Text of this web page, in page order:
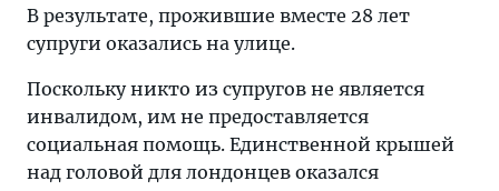
В результате, прожившие вместе 28 лет
супруги оказались на улице.
Поскольку никто из супругов не является
инвалидом, им не предоставляется
социальная помощь. Единственной крышей
над головой для лондонцев оказался